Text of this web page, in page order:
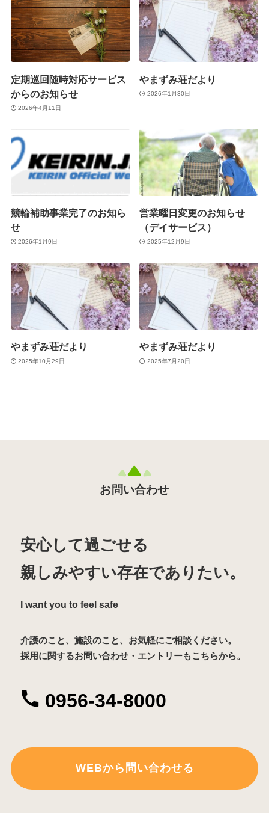
定期巡回随時対応サービス
からのお知らせ
2026年4月11日
やまずみ荘だより
2026年1月30日
競輪補助事業完了のお知ら
せ
2026年1月9日
営業曜日変更のお知らせ
（デイサービス）
2025年12月9日
やまずみ荘だより
2025年10月29日
やまずみ荘だより
2025年7月20日
お問い合わせ
安心して過ごせる
親しみやすい存在でありたい。
I want you to feel safe
介護のこと、施設のこと、お気軽にご相談ください。
採用に関するお問い合わせ・エントリーもこちらから。
0956-34-8000
WEBから問い合わせる